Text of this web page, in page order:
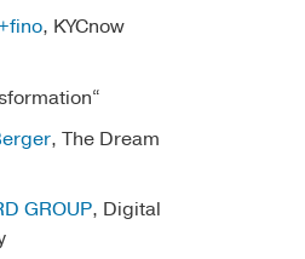
, KYCnow
, The Dream
GROUP, Digital